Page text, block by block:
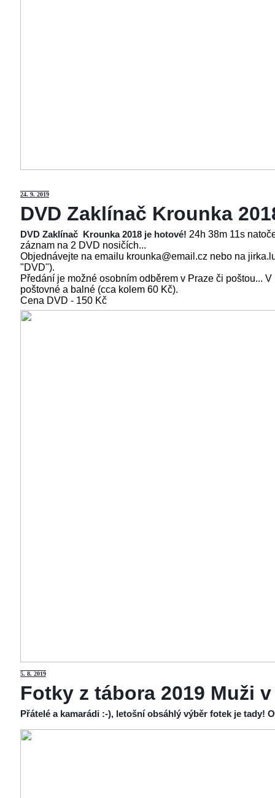
24. 9. 2019
DVD Zaklínač Krounka
DVD Zaklínač Krounka 2018 je hotové! 24h 38m 11s
záznam na 2 DVD nosičích...
Objednávejte na emailu krounka@email.cz nebo na
"DVD").
Předání je možné osobním odběrem v Praze či poštou...
poštovné a balné (cca kolem 60 Kč).
Cena DVD - 150 Kč
5. 8. 2019
Fotky z tábora 2019 Muži
Přátelé a kamarádi :-), letošní obsáhlý výběr fotek je tady!